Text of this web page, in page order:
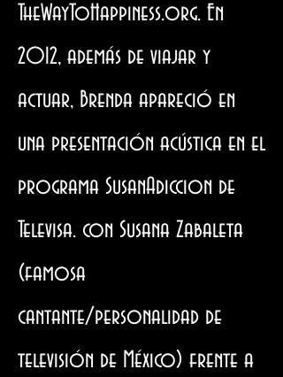
TheWayToHappiness.org. En
2012, además de viajar y
actuar, Brenda apareció en
una presentación acústica en el
programa SusanAdiccion de
Televisa. con Susana Zabaleta
(famosa
cantante/personalidad de
televisión de México) frente a